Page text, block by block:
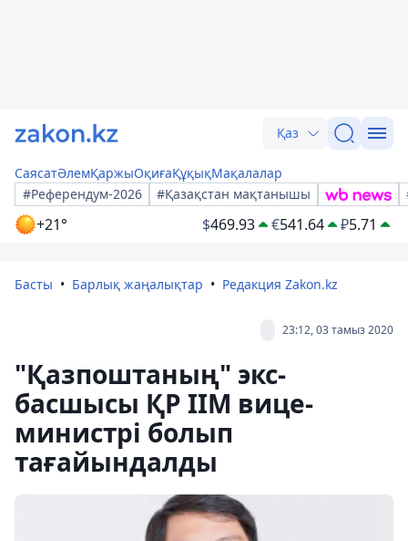
Қаз
СаясатӘлемҚаржыОқиғаҚұқықМақалалар
#Референдум-2026
#Қазақстан мақтанышы
+21° $469.93 €541.64 ₽5.71
Басты Барлық жаңалықтар Редакция Zakon.kz
23:12, 03 тамыз 2020
"Қазпоштаның" экс-
басшысы ҚР ІІМ вице-
министрі болып
тағайындалды